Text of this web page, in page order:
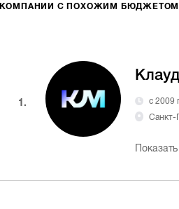
КОМПАНИИ С ПОХОЖИМ БЮДЖЕТОМ
1. с 2009
Санкт-